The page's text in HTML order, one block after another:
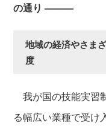
の通り ———
地域の経済やさま
度
我が国の技能実習
る幅広い業種で受け